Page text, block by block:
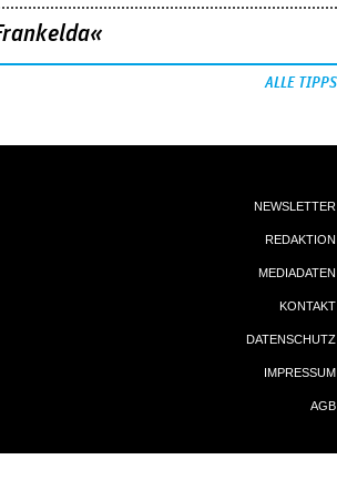
ALLE TIPPS
NEWSLETTER
REDAKTION
MEDIADATEN
KONTAKT
DATENSCHUTZ
IMPRESSUM
AGB